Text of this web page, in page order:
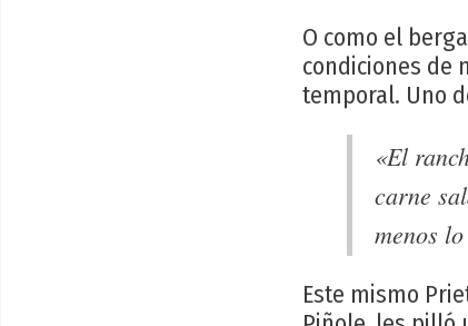
O como el
condiciones de
temporal. Uno
«El
carne
menos
Este mismo